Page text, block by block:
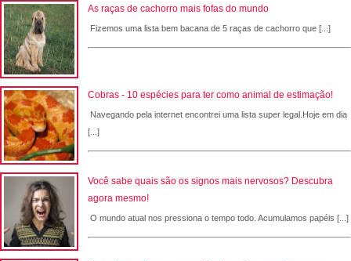
As raças de cachorro mais fofas do mundo
Fizemos uma lista bem bacana de 5 raças de cachorro que [...]
Cobras - 10 espécies para ter como animal de estimação!
Navegando pela internet encontrei uma lista super legal.Hoje em dia
[...]
Você sabe quais são os signos mais nervosos? Descubra
agora mesmo!
O mundo atual nos pressiona o tempo todo. Acumulamos papéis [...]